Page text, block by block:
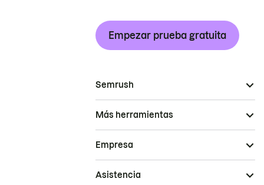
Empezar prueba gratuita
Semrush
Más herramientas
Empresa
Asistencia